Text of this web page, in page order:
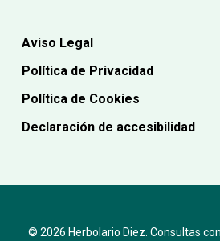
Aviso Legal
Política de Privacidad
Política de Cookies
Declaración de accesibilidad
© 2026 Herbolario Diez. Consultas